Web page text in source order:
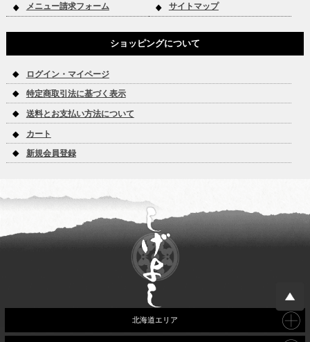
メニュー請求フォーム サイトマップ
ショッピングについて
ログイン・マイページ
特定商取引法に基づく表示
送料とお支払い方法について
カート
新規会員登録
北海道エリア